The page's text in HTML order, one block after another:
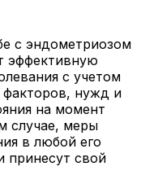
с эндометриозом
эффективную
с учетом
нужд и
на момент
случае, меры
в любой его
принесут свой